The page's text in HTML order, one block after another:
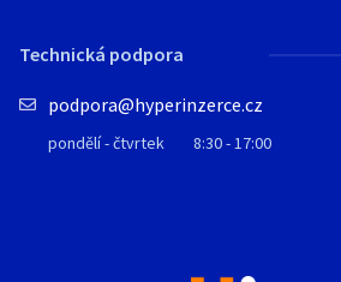
Technická podpora
podpora@hyperinzerce.cz
pondělí - čtvrtek 8:30 - 17:00